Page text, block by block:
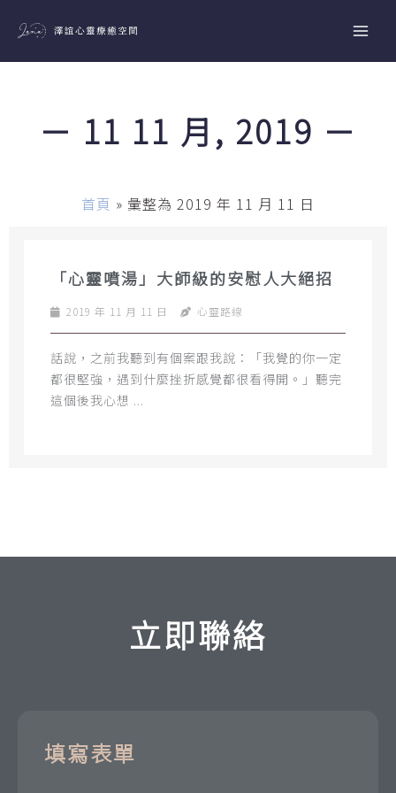
主
－ 11 11 月, 2019 －
首頁 » 彙整為 2019 年 11 月 11 日
「心靈噴湯」大師級的安慰人大絕招
2019 年 11 月 11 日 心靈路線
話說，之前我聽到有個案跟我說：「我覺的你一定
都很堅強，遇到什麼挫折感覺都很看得開。」聽完
這個後我心想 ...
立即聯絡
填寫表單